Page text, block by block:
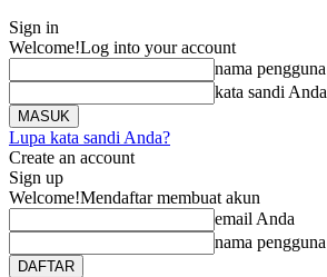
Sign in
Welcome!Log into your account
nama pengguna
kata sandi Anda
Lupa kata sandi Anda?
Create an account
Sign up
Welcome!Mendaftar membuat akun
email Anda
nama pengguna